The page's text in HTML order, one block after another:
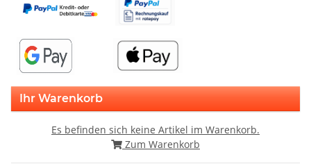
Ihr Warenkorb
Es befinden sich keine Artikel im Warenkorb.
Zum Warenkorb